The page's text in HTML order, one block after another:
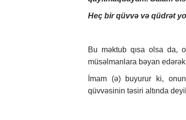
Heç bir qüvvə və qüdrət
Bu məktub qısa olsa da,
müsəlmanlara bəyan
İmam (ə) buyurur ki,
qüvvəsinin təsiri altında